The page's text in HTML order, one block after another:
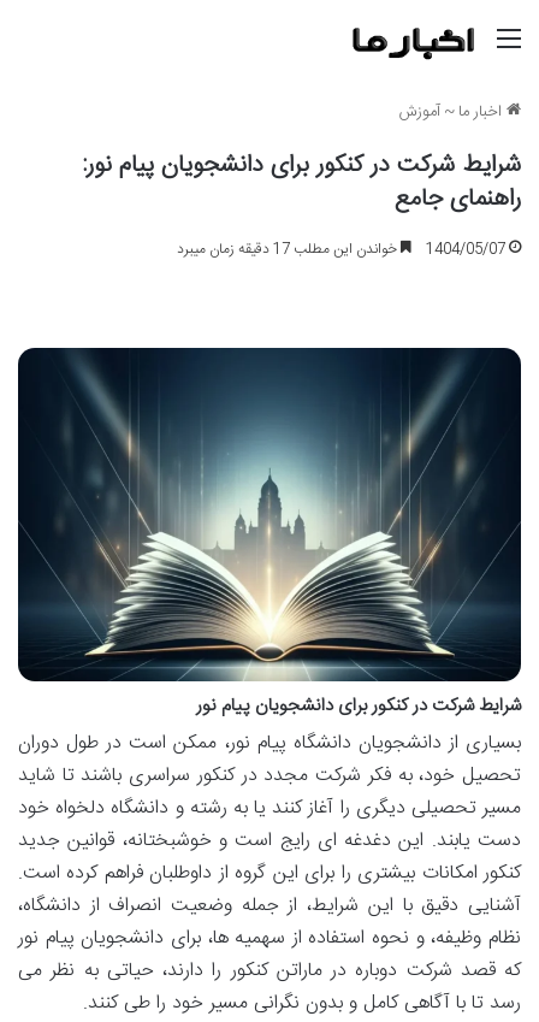
اخبار ما~آموزش
شرایط شرکت در کنکور برای دانشجویان پیام نور:
راهنمای جامع
1404/05/07 خواندن این مطلب 17 دقیقه زمان میبرد
شرایط شرکت در کنکور برای دانشجویان پیام نور
بسیاری از دانشجویان دانشگاه پیام نور، ممکن است در طول دوران
تحصیل خود، به فکر شرکت مجدد در کنکور سراسری باشند تا شاید
مسیر تحصیلی دیگری را آغاز کنند یا به رشته و دانشگاه دلخواه خود
دست یابند. این دغدغه ای رایج است و خوشبختانه، قوانین جدید
کنکور امکانات بیشتری را برای این گروه از داوطلبان فراهم کرده است.
آشنایی دقیق با این شرایط، از جمله وضعیت انصراف از دانشگاه،
نظام وظیفه، و نحوه استفاده از سهمیه ها، برای دانشجویان پیام نور
که قصد شرکت دوباره در ماراتن کنکور را دارند، حیاتی به نظر می
رسد تا با آگاهی کامل و بدون نگرانی مسیر خود را طی کنند.